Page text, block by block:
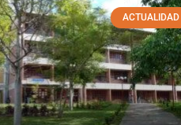
ACTUALIDAD